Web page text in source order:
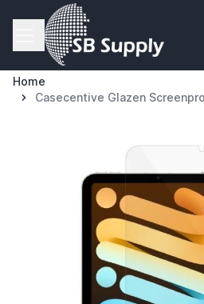
Ga naar de inhoud
Home
Casecentive Glazen